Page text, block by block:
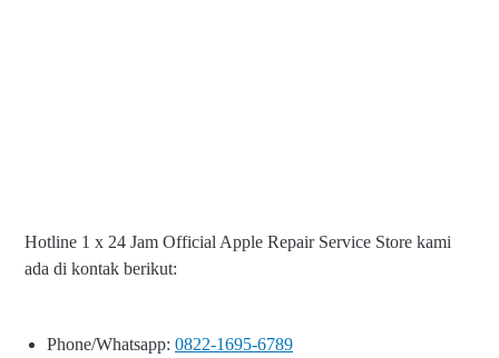
Hotline 1 x 24 Jam Official Apple Repair Service Store kami
ada di kontak berikut:
Phone/Whatsapp: 0822-1695-6789